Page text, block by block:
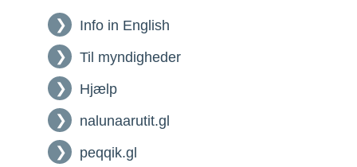
Info in English
Til myndigheder
Hjælp
nalunaarutit.gl
peqqik.gl